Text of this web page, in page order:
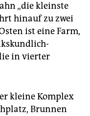
„die kleinste
hinauf zu zwei
ist eine Farm,
in vierter
kleine Komplex
Brunnen